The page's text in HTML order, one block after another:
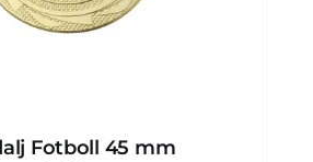
Fotboll 45 mm